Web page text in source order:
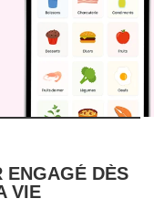
ENGAGÉ DÈS
VIE